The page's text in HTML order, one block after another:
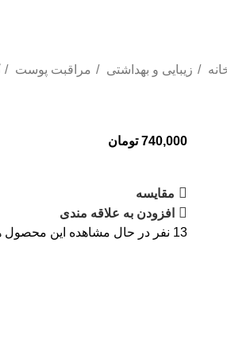
زیبایی و بهداشتی مراقبت پوست
740,000 تومان
مقایسه
افزودن به علاقه مندی
13 نفر در حال مشاهده این محصول